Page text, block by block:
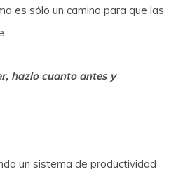
es sólo un camino para que las
hazlo cuanto antes y
un sistema de productividad